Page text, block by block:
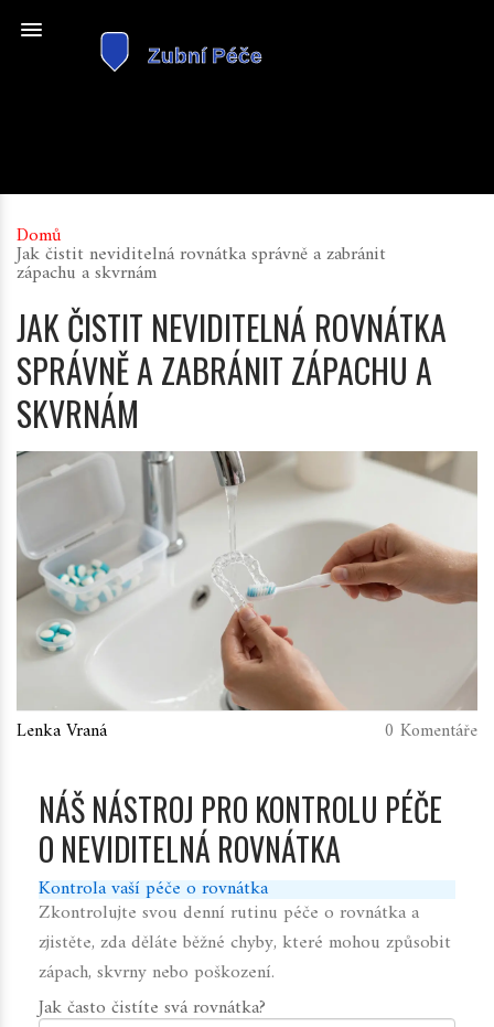
Domů
Jak čistit neviditelná rovnátka správně a zabránit
zápachu a skvrnám
JAK ČISTIT NEVIDITELNÁ ROVNÁTKA
SPRÁVNĚ A ZABRÁNIT ZÁPACHU A
SKVRNÁM
Lenka Vraná 0 Komentáře
NÁŠ NÁSTROJ PRO KONTROLU PÉČE
O NEVIDITELNÁ ROVNÁTKA
Kontrola vaší péče o rovnátka
Zkontrolujte svou denní rutinu péče o rovnátka a
zjistěte, zda děláte běžné chyby, které mohou způsobit
zápach, skvrny nebo poškození.
Jak často čistíte svá rovnátka?